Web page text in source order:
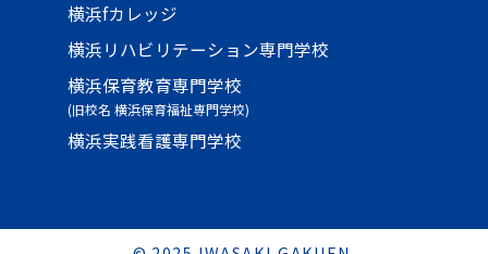
横浜fカレッジ
横浜リハビリテーション専門学校
横浜保育教育専門学校
(旧校名 横浜保育福祉専門学校)
横浜実践看護専門学校